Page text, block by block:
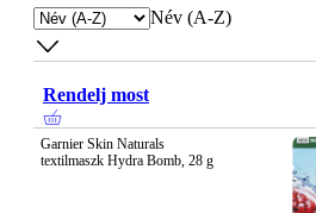
Név (A-Z)
Rendelj most
Garnier Skin Naturals
textilmaszk Hydra Bomb, 28 g